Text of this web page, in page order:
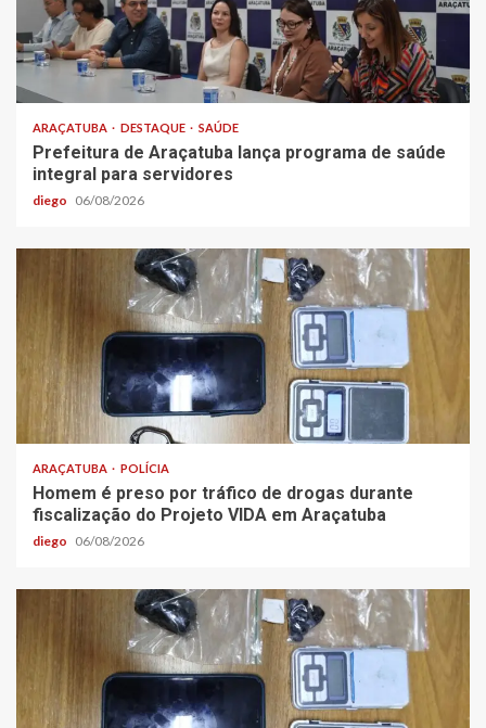
ARAÇATUBA DESTAQUE SAÚDE
Prefeitura de Araçatuba lança programa de saúde
integral para servidores
diego 06/08/2026
ARAÇATUBA POLÍCIA
Homem é preso por tráfico de drogas durante
fiscalização do Projeto VIDA em Araçatuba
diego 06/08/2026